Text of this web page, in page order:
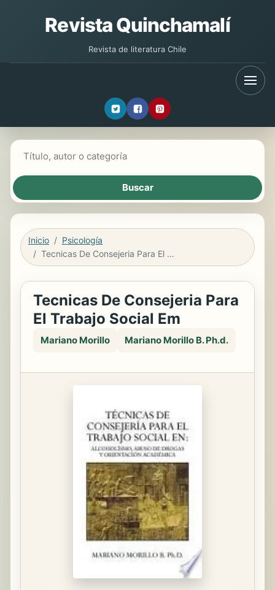
Revista Quinchamalí
Revista de literatura Chile
Inicio
Psicología
Tecnicas De Consejeria Para El Trabajo Social Em
Tecnicas De Consejeria Para
El Trabajo Social Em
Mariano Morillo Mariano Morillo B. Ph.d.